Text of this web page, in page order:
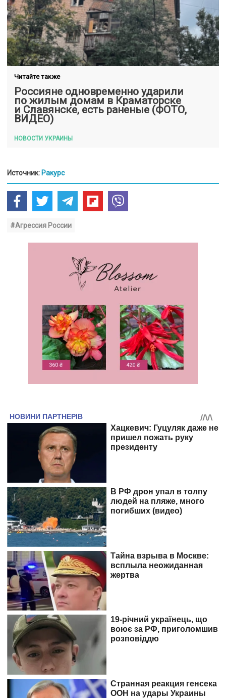
Читайте также
Россияне одновременно ударили
по жилым домам в Краматорске
и Славянске, есть раненые (ФОТО,
ВИДЕО)
НОВОСТИ УКРАИНЫ
Источник: Ракурс
#Агрессия России